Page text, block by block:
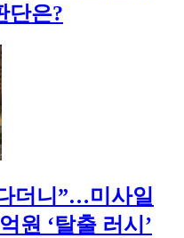
단은?
더니”…미사일
원 ‘탈출 러시’